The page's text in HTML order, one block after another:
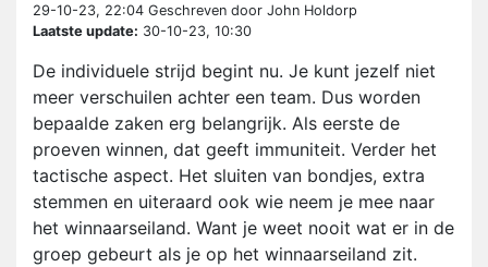
29-10-23, 22:04 Geschreven door John Holdorp
Laatste update: 30-10-23, 10:30
De individuele strijd begint nu. Je kunt jezelf niet
meer verschuilen achter een team. Dus worden
bepaalde zaken erg belangrijk. Als eerste de
proeven winnen, dat geeft immuniteit. Verder het
tactische aspect. Het sluiten van bondjes, extra
stemmen en uiteraard ook wie neem je mee naar
het winnaarseiland. Want je weet nooit wat er in de
groep gebeurt als je op het winnaarseiland zit.